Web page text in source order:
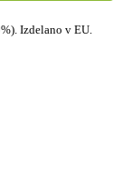
Izdelano v EU.